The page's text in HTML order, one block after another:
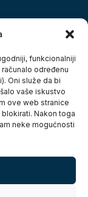
funkcionalniji
određenu
Oni služe da bi
vaše iskustvo
ove web stranice
Nakon toga
neke mogućnosti